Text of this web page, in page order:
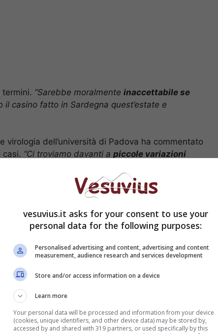
“Sarebbe moralmente inaccettabile se
il casino fatto in Sardegna quest’estate e
dell’università di Padova ha commentato
casi. “Ci troviamo davanti a piccole variazioni
settimana vedremo se la curva inizierà a
Coronavirus, Azzolina: “Mi rivolgo agli studenti, non
di Crisanti
vesuvius.it asks for your consent to use your
personal data for the following purposes:
Personalised advertising and content, advertising and content
measurement, audience research and services development
Store and/or access information on a device
Learn more
Your personal data will be processed and information from your device
(cookies, unique identifiers, and other device data) may be stored by,
accessed by and shared with 319 partners, or used specifically by this